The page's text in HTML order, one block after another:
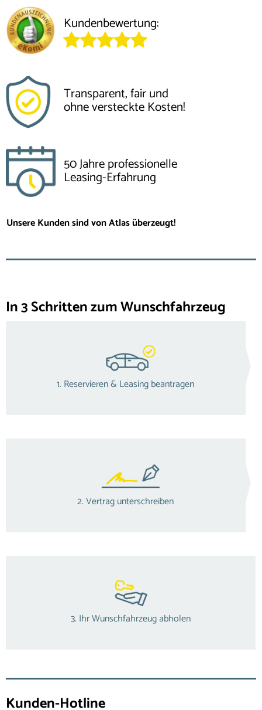
Kundenbewertung:
Transparent, fair und
ohne versteckte Kosten!
50 Jahre professionelle
Leasing-Erfahrung
Unsere Kunden sind von Atlas überzeugt!
1. Reservieren & Leasing beantragen
2. Vertrag unterschreiben
3. Ihr Wunschfahrzeug abholen
In 3 Schritten zum Wunschfahrzeug
Kunden-Hotline